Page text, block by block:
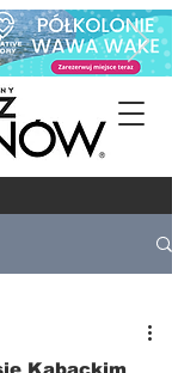
Kabackim